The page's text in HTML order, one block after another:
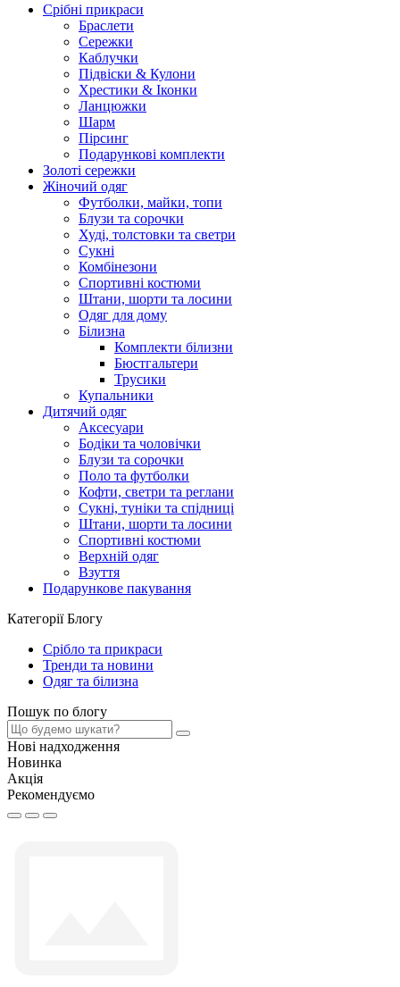
Срібні прикраси
Браслети
Сережки
Каблучки
Підвіски & Кулони
Хрестики & Іконки
Ланцюжки
Шарм
Пірсинг
Подарункові комплекти
Золоті сережки
Жіночий одяг
Футболки, майки, топи
Блузи та сорочки
Худі, толстовки та светри
Сукні
Комбінезони
Спортивні костюми
Штани, шорти та лосини
Одяг для дому
Білизна
Комплекти білизни
Бюстгальтери
Трусики
Купальники
Дитячий одяг
Аксесуари
Бодіки та чоловічки
Блузи та сорочки
Поло та футболки
Кофти, светри та реглани
Сукні, туніки та спідниці
Штани, шорти та лосини
Спортивні костюми
Верхній одяг
Взуття
Подарункове пакування
Категорії Блогу
Срібло та прикраси
Тренди та новини
Одяг та білизна
Пошук по блогу
Нові надходження
Новинка
Акція
Рекомендуємо